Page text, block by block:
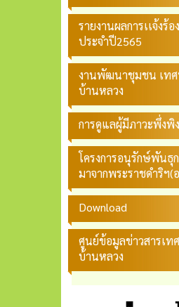
รายงานผลการเเจ้งร้
ประจำปี2565
งานพัฒนาชุมชน เทศ
บ้านหลวง
การดูแลผู้มีภาวะพึ่งพิ
โครงการอนุรักษ์พันธุ
มาจากพระราชดำริฯ(
Download
ศูนย์ข้อมูลข่าวสารเท
บ้านหลวง